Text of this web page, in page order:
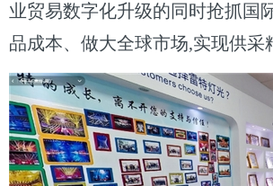
业贸易数字化升级的同时抢抓国
品成本、做大全球市场,实现供采